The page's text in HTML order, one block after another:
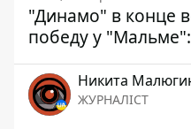
"Динамо" в конце
победу у
Никита
ЖУРНАЛІСТ